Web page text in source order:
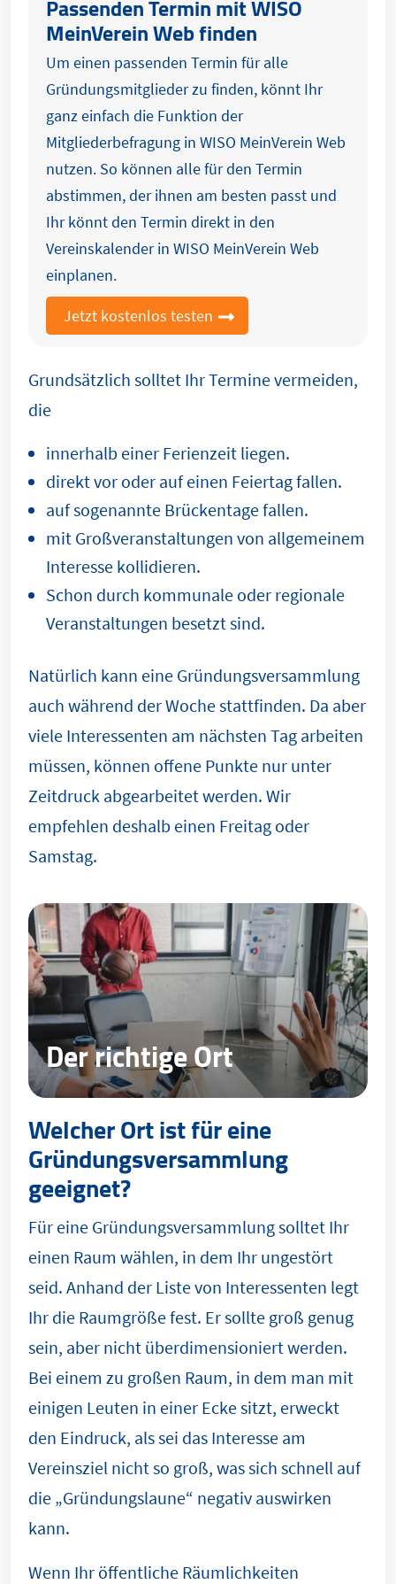
Passenden Termin mit WISO
MeinVerein Web finden
Um einen passenden Termin für alle
Gründungsmitglieder zu finden, könnt Ihr
ganz einfach die Funktion der
Mitgliederbefragung in WISO MeinVerein Web
nutzen. So können alle für den Termin
abstimmen, der ihnen am besten passt und
Ihr könnt den Termin direkt in den
Vereinskalender in WISO MeinVerein Web
einplanen.
Jetzt kostenlos testen
Grundsätzlich solltet Ihr Termine vermeiden,
die
innerhalb einer Ferienzeit liegen.
direkt vor oder auf einen Feiertag fallen.
auf sogenannte Brückentage fallen.
mit Großveranstaltungen von allgemeinem
Interesse kollidieren.
Schon durch kommunale oder regionale
Veranstaltungen besetzt sind.
Natürlich kann eine Gründungsversammlung
auch während der Woche stattfinden. Da aber
viele Interessenten am nächsten Tag arbeiten
müssen, können offene Punkte nur unter
Zeitdruck abgearbeitet werden. Wir
empfehlen deshalb einen Freitag oder
Samstag.
Der richtige Ort
Welcher Ort ist für eine
Gründungsversammlung
geeignet?
Für eine Gründungsversammlung solltet Ihr
einen Raum wählen, in dem Ihr ungestört
seid. Anhand der Liste von Interessenten legt
Ihr die Raumgröße fest. Er sollte groß genug
sein, aber nicht überdimensioniert werden.
Bei einem zu großen Raum, in dem man mit
einigen Leuten in einer Ecke sitzt, erweckt
den Eindruck, als sei das Interesse am
Vereinsziel nicht so groß, was sich schnell auf
die „Gründungslaune“ negativ auswirken
kann.
Wenn Ihr öffentliche Räumlichkeiten